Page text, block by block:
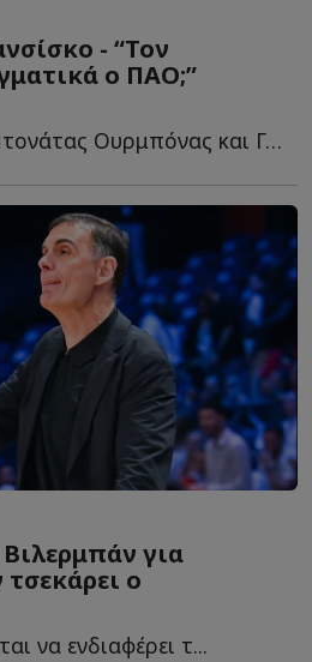
- “Τον
ο ΠΑΟ;”
Oι εκτιμήσεις των Ντονάτας Ουρμπόνας και Γκίτις Μπλαζεβίτσιους γ...
για
ο
να ενδιαφέρει τ...